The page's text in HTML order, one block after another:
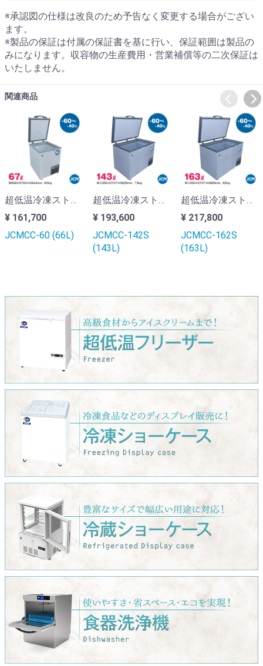
※承認図の仕様は改良のため予告なく変更する場合がござい
ます。
※製品の保証は付属の保証書を基に行い、保証範囲は製品の
みになります。収容物の生産費用・営業補償等の二次保証は
いたしません。
関連商品
超低温冷凍ストッカー『JCMCC-60S』
¥ 161,700
JCMCC-60 (66L)
超低温冷凍ストッカー『JCMCC-142S』（インバーター搭載モデル）
¥ 193,600
JCMCC-142S
(143L)
超低温冷凍ストッカー『JCMCC-162S』（インバーター搭載モデル）
¥ 217,800
JCMCC-162S
(163L)